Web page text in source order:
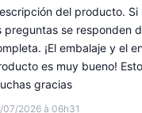
2026 à 06h31
del producto. Si
preguntas se responden
¡El embalaje y el
es muy bueno!
gracias